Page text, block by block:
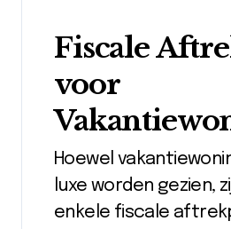
Fiscale
voor
Hoewel
luxe worden gezien,
enkele fiscale